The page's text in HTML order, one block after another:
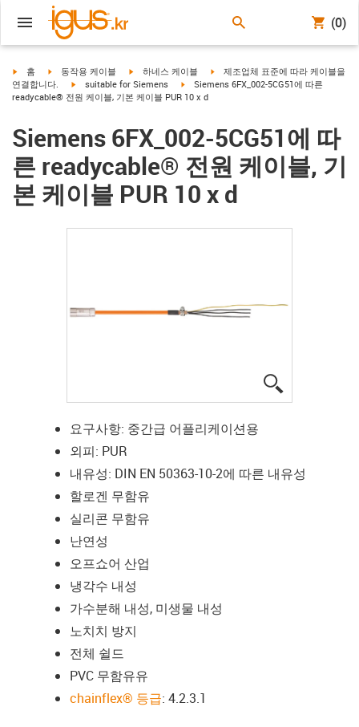
(0)
igus-icon-arrow-right
홈 igus-icon-arrow-right
동작용 케이블 igus-icon-arrow-right
하네스 케이블 igus-icon-arrow-right
제조업체 표준에 따라 케이블을
연결합니다.
igus-icon-arrow-right
suitable for Siemens igus-icon-arrow-right
Siemens 6FX_002-5CG51에 따른
readycable® 전원 케이블, 기본 케이블 PUR 10 x d
Siemens 6FX_002-5CG51에 따
른 readycable® 전원 케이블, 기
본 케이블 PUR 10 x d
요구사항: 중간급 어플리케이션용
외피: PUR
내유성: DIN EN 50363-10-2에 따른 내유성
할로겐 무함유
실리콘 무함유
난연성
오프쇼어 산업
냉각수 내성
가수분해 내성, 미생물 내성
노치치 방지
전체 쉴드
PVC 무함유유
chainflex® 등급: 4.2.3.1